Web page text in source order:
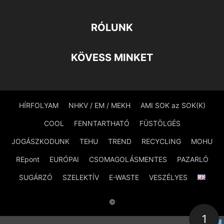
RÓLUNK
KÖVESS MINKET
HÍRFOLYAM NHKV / EM / MEKH AMI SOK az SOK(K)
COOL FENNTARTHATÓ FÜSTÖLGÉS
JOGÁSZKODUNK TEHU TREND RECYCLING MOHU
REpont EURÓPAI CSOMAGOLÁSMENTES PAZARLÓ
SUGÁRZÓ SZELEKTÍV E-WASTE VESZÉLYES
©
1